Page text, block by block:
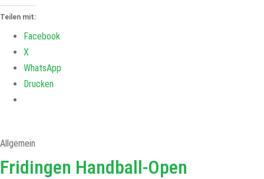
Teilen mit:
Facebook
X
WhatsApp
Drucken
Allgemein
Fridingen Handball-Open